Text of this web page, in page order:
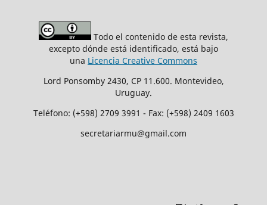
Todo el contenido de esta revista,
excepto dónde está identificado, está bajo
una Licencia Creative Commons
Lord Ponsomby 2430, CP 11.600. Montevideo,
Uruguay.
Teléfono: (+598) 2709 3991 - Fax: (+598) 2409 1603
secretariarmu@gmail.com